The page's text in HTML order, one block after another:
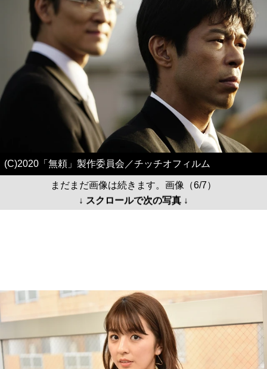
(C)2020「無頼」製作委員会／チッチオフィルム
まだまだ画像は続きます。画像（6/7）
↓ スクロールで次の写真 ↓